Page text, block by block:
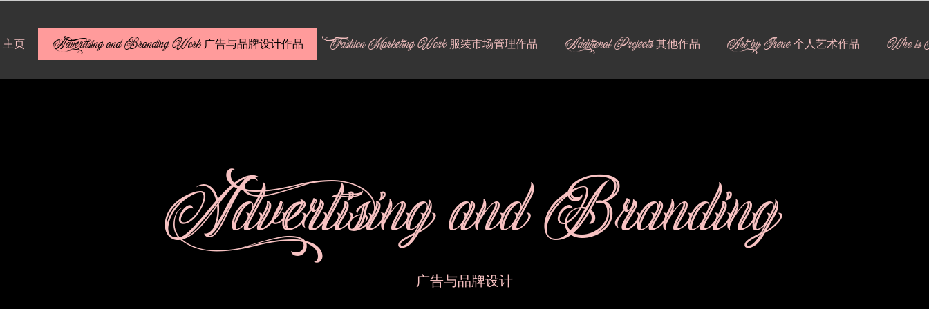
页 Advertising and Branding Work 广告与品牌设计作品 Fashion Marketing Work 服装市场管理作品 Additional Projects 其他作品 Art by Irene 个人艺术作品 Who is
Advertising and Branding
广告与品牌设计